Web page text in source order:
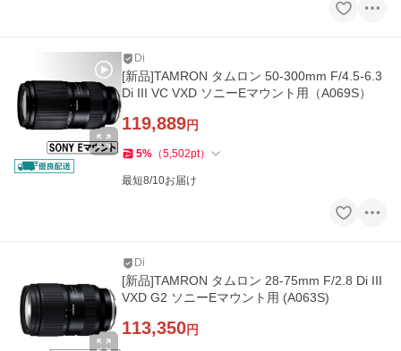
Di
[新品]TAMRON タムロン 50-300mm F/4.5-6.3
Di III VC VXD ソニーEマウント用（A069S）
119,889円
5% （5,502pt）
最短8/10お届け
Di
[新品]TAMRON タムロン 28-75mm F/2.8 Di III
VXD G2 ソニーEマウント用 (A063S)
113,350円